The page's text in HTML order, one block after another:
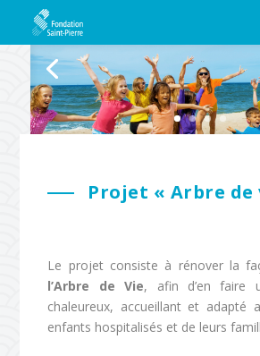
Projet « Arbre de
Le projet consiste à rénover la
l’Arbre de Vie, afin d’en faire
chaleureux, accueillant et adapté
enfants hospitalisés et de leurs